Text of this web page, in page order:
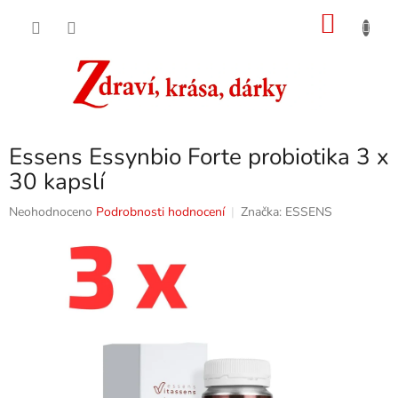
Essens Essynbio Forte probiotika 3 x
30 kapslí
Průměrné
Neohodnoceno Podrobnosti hodnocení Značka: ESSENS